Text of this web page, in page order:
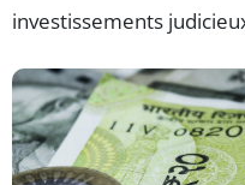
investissements